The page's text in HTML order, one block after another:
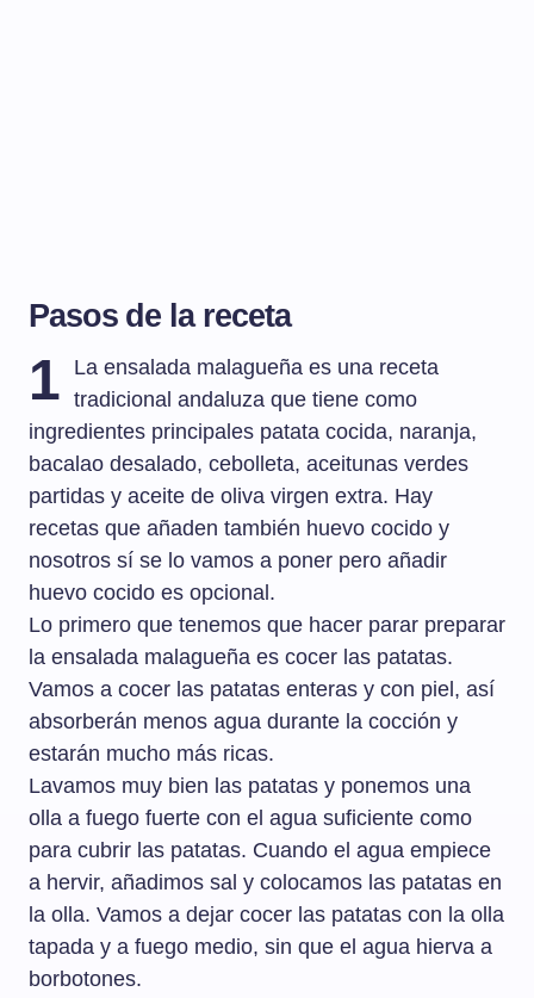
Pasos de la receta
1
La ensalada malagueña es una receta
tradicional andaluza que tiene como
ingredientes principales patata cocida, naranja,
bacalao desalado, cebolleta, aceitunas verdes
partidas y aceite de oliva virgen extra. Hay
recetas que añaden también huevo cocido y
nosotros sí se lo vamos a poner pero añadir
huevo cocido es opcional.
Lo primero que tenemos que hacer parar preparar
la ensalada malagueña es cocer las patatas.
Vamos a cocer las patatas enteras y con piel, así
absorberán menos agua durante la cocción y
estarán mucho más ricas.
Lavamos muy bien las patatas y ponemos una
olla a fuego fuerte con el agua suficiente como
para cubrir las patatas. Cuando el agua empiece
a hervir, añadimos sal y colocamos las patatas en
la olla. Vamos a dejar cocer las patatas con la olla
tapada y a fuego medio, sin que el agua hierva a
borbotones.